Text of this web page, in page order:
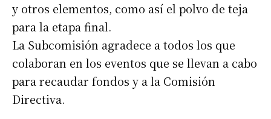
y otros elementos, como así el polvo de teja
para la etapa final.
La Subcomisión agradece a todos los que
colaboran en los eventos que se llevan a cabo
para recaudar fondos y a la Comisión
Directiva.